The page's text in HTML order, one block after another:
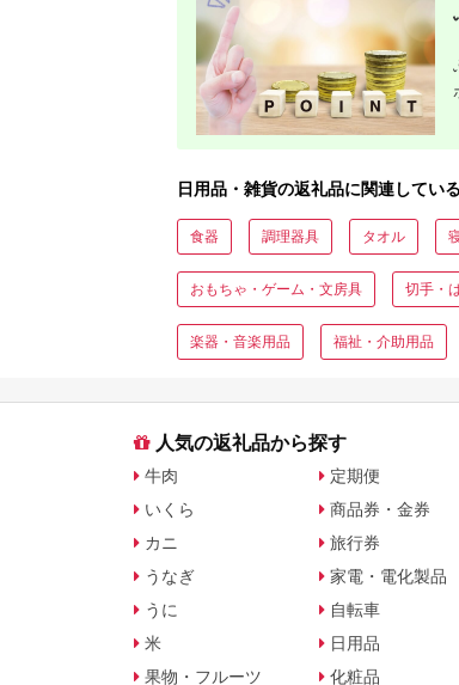
日用品・雑貨の返礼品に関連してい
食器 調理器具 タオル
おもちゃ・ゲーム・文房具 切手・
楽器・音楽用品 福祉・介助用品
人気の返礼品から探す
牛肉
いくら
カニ
うなぎ
うに
米
果物・フルーツ
定期便
商品券・金券
旅行券
家電・電化製品
自転車
日用品
化粧品